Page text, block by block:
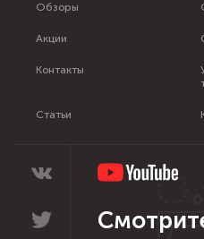
Обзоры
Акции
Контакты
Статьи